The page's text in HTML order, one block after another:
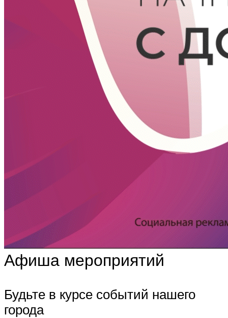
Афиша мероприятий
Будьте в курсе событий нашего
города